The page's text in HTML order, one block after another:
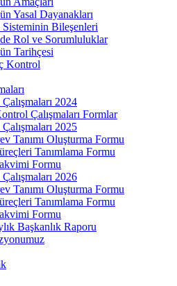
Yasal Dayanakları
Bileşenleri
Rol ve Sorumluluklar
Tarihçesi
Kontrol
2024
Çalışmaları Formlar
2025
Tanımı Oluşturma Formu
Tanımlama Formu
Formu
2026
Tanımı Oluşturma Formu
Tanımlama Formu
Formu
Başkanlık Raporu